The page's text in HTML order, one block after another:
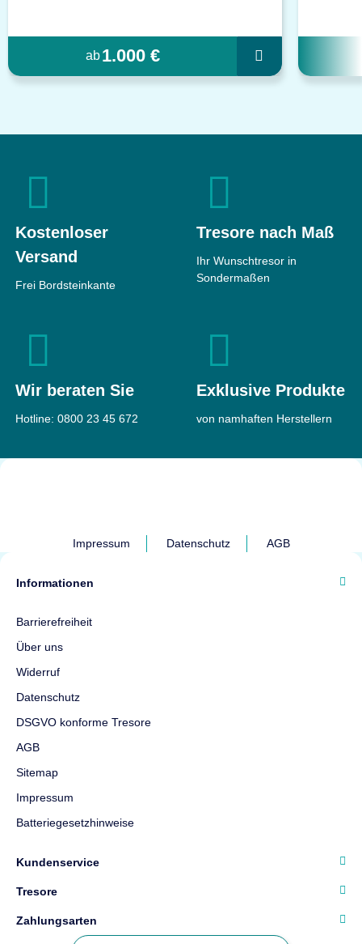
ab1.000 €
Kostenloser
Versand
Frei Bordsteinkante
Tresore nach Maß
Ihr Wunschtresor in
Sondermaßen
Wir beraten Sie
Hotline: 0800 23 45 672
Exklusive Produkte
von namhaften Herstellern
Impressum Datenschutz AGB
Informationen
Barrierefreiheit
Über uns
Widerruf
Datenschutz
DSGVO konforme Tresore
AGB
Sitemap
Impressum
Batteriegesetzhinweise
Kundenservice
Tresore
Zahlungsarten